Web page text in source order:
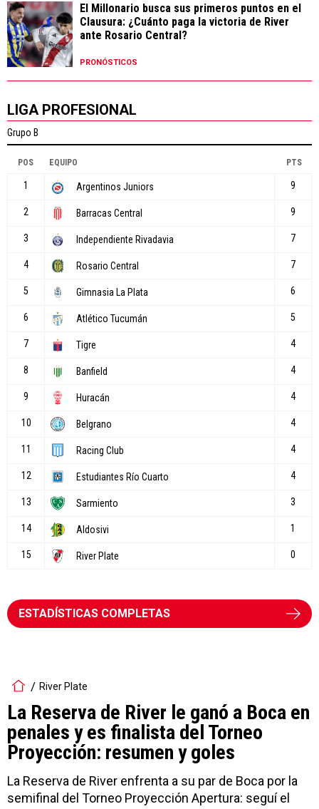
El Millonario busca sus primeros puntos en el
Clausura: ¿Cuánto paga la victoria de River
ante Rosario Central?
PRONÓSTICOS
LIGA PROFESIONAL
ESTADÍSTICAS COMPLETAS
River Plate
La Reserva de River le ganó a Boca en
penales y es finalista del Torneo
Proyección: resumen y goles
La Reserva de River enfrenta a su par de Boca por la
semifinal del Torneo Proyección Apertura: seguí el